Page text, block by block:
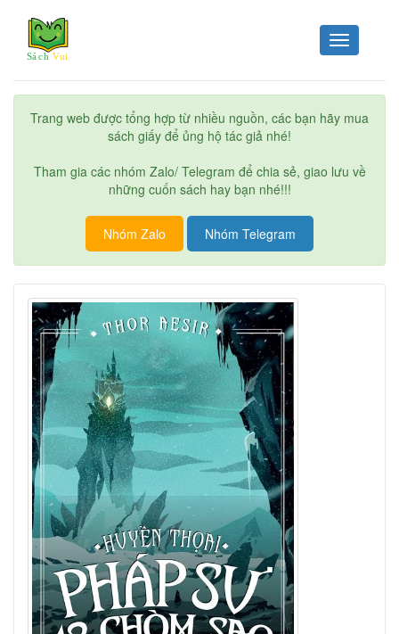
Toggle
navigation
Trang web được tổng hợp từ nhiều nguồn, các bạn hãy mua
sách giấy để ủng hộ tác giả nhé!
Tham gia các nhóm Zalo/ Telegram để chia sẻ, giao lưu về
những cuốn sách hay bạn nhé!!!
Nhóm Zalo Nhóm Telegram